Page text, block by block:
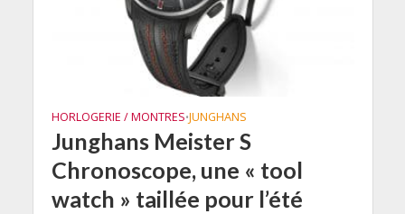
HORLOGERIE / MONTRES•JUNGHANS
Junghans Meister S
Chronoscope, une « tool
watch » taillée pour l’été